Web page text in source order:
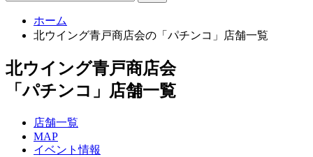
ホーム
北ウイング青戸商店会の「パチンコ」店舗一覧
北ウイング青戸商店会
「パチンコ」店舗一覧
店舗一覧
MAP
イベント情報